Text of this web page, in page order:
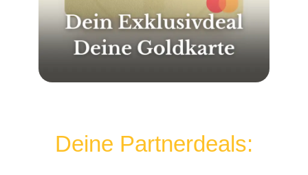
Deine Partnerdeals: